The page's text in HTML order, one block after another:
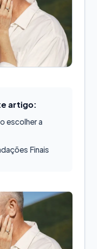
artigo:
escolher a
Finais